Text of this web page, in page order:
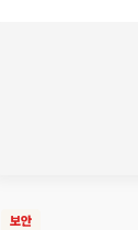
보안